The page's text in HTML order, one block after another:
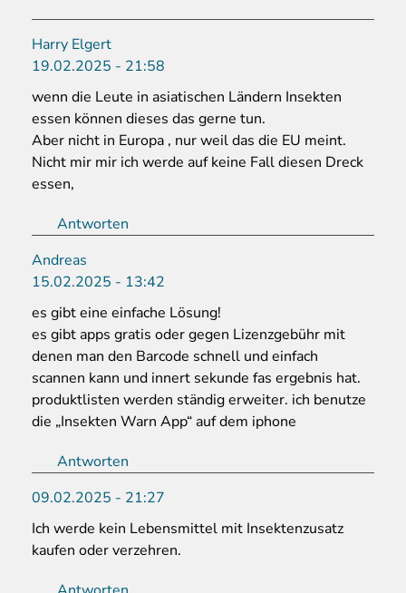
Harry Elgert
19.02.2025 - 21:58
wenn die Leute in asiatischen Ländern Insekten
essen können dieses das gerne tun.
Aber nicht in Europa , nur weil das die EU meint.
Nicht mir mir ich werde auf keine Fall diesen Dreck
essen,
Antworten
Andreas
15.02.2025 - 13:42
es gibt eine einfache Lösung!
es gibt apps gratis oder gegen Lizenzgebühr mit
denen man den Barcode schnell und einfach
scannen kann und innert sekunde fas ergebnis hat.
produktlisten werden ständig erweiter. ich benutze
die „Insekten Warn App“ auf dem iphone
Antworten
09.02.2025 - 21:27
Ich werde kein Lebensmittel mit Insektenzusatz
kaufen oder verzehren.